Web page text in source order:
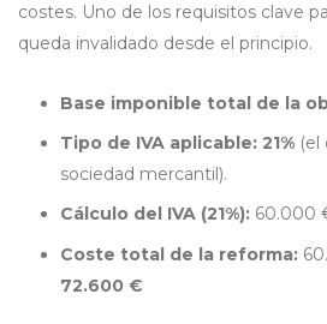
costes. Uno de los requisitos clave
queda invalidado desde el principio.
Base imponible total de la
Tipo de IVA aplicable: 21% (el
sociedad mercantil).
Cálculo del IVA (21%): 60.000
Coste total de la reforma:
72.600 €